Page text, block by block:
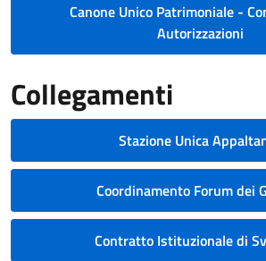
Canone Unico Patrimoniale -
Autorizzazioni
Collegamenti
Stazione Unica
Coordinamento Forum dei
Contratto Istituzionale di